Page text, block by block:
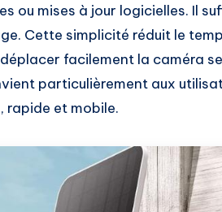
ou mises à jour logicielles. Il
Cette simplicité réduit le
facilement la caméra
particulièrement aux
et mobile.